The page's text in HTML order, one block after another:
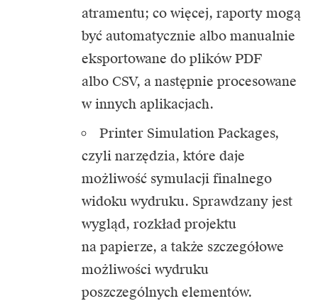
atramentu; co więcej, raporty mogą
być automatycznie albo manualnie
eksportowane do plików PDF
albo CSV, a następnie procesowane
w innych aplikacjach.
Printer Simulation Packages,
czyli narzędzia, które daje
możliwość symulacji finalnego
widoku wydruku. Sprawdzany jest
wygląd, rozkład projektu
na papierze, a także szczegółowe
możliwości wydruku
poszczególnych elementów.